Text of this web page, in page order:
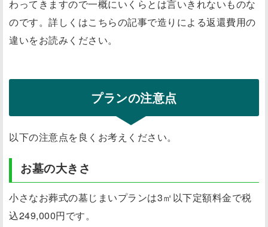
わってきますので一概にいくらとは言いきれないものな
のです。詳しくはこちらの記事で造りによる返還費用の
違いをお読みください。
プランの注意点
以下の注意点を良くお考えください。
お墓の大きさ
小さなお葬式の墓じまいプランは3㎡以下定額料金で税
込249,000円です。